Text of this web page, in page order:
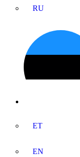
RU
ET
EN